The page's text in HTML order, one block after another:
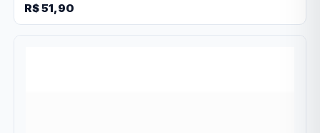
R$ 51,90